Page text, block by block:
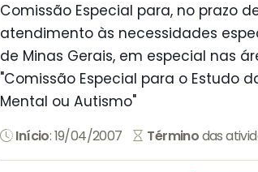
Comissão Especial para, no prazo
atendimento às necessidades
de Minas Gerais, em especial nas
"Comissão Especial para o Estudo
Mental ou Autismo"
Início: 19/04/2007 Términodas